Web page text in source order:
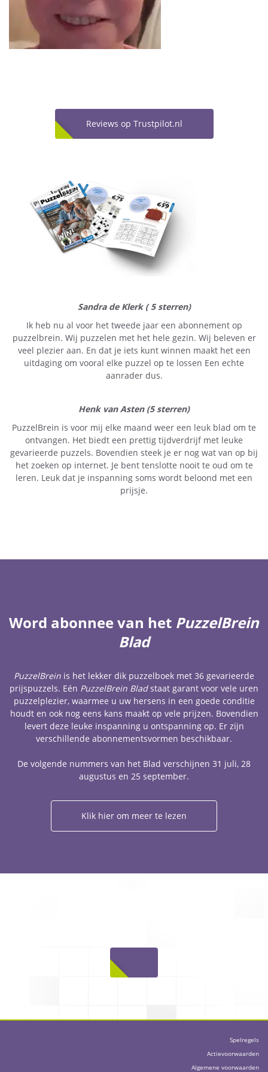
Reviews op Trustpilot.nl
Sandra de Klerk ( 5 sterren)
Ik heb nu al voor het tweede jaar een abonnement op
puzzelbrein. Wij puzzelen met het hele gezin. Wij beleven er
veel plezier aan. En dat je iets kunt winnen maakt het een
uitdaging om vooral elke puzzel op te lossen Een echte
aanrader dus.
Henk van Asten (5 sterren)
PuzzelBrein is voor mij elke maand weer een leuk blad om te
ontvangen. Het biedt een prettig tijdverdrijf met leuke
gevarieerde puzzels. Bovendien steek je er nog wat van op bij
het zoeken op internet. Je bent tenslotte nooit te oud om te
leren. Leuk dat je inspanning soms wordt beloond met een
prijsje.
Word abonnee van het PuzzelBrein
Blad
PuzzelBrein is het lekker dik puzzelboek met 36 gevarieerde
prijspuzzels. Eén PuzzelBrein Bladstaat garant voor vele uren
puzzelplezier, waarmee u uw hersens in een goede conditie
houdt en ook nog eens kans maakt op vele prijzen. Bovendien
levert deze leuke inspanning u ontspanning op. Er zijn
verschillende abonnementsvormen beschikbaar.
De volgende nummers van het Blad verschijnen 31 juli, 28
augustus en 25 september.
Klik hier om meer te lezen
Spelregels
Actievoorwaarden
Algemene voorwaarden